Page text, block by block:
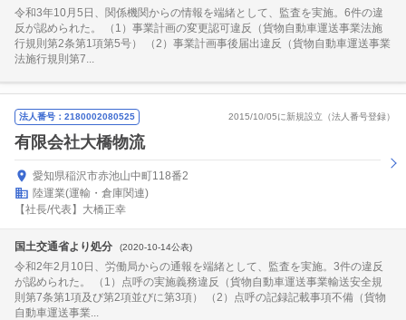
令和3年10月5日、関係機関からの情報を端緒として、監査を実施。6件の違
反が認められた。 （1）事業計画の変更認可違反（貨物自動車運送事業法施
行規則第2条第1項第5号） （2）事業計画事後届出違反（貨物自動車運送事業
法施行規則第7...
法人番号：2180002080525 2015/10/05に新規設立（法人番号登録）
有限会社大橋物流
愛知県稲沢市赤池山中町118番2
陸運業(運輸・倉庫関連)
【社長/代表】大橋正幸
国土交通省より処分 (2020-10-14公表)
令和2年2月10日、労働局からの通報を端緒として、監査を実施。3件の違反
が認められた。 （1）点呼の実施義務違反（貨物自動車運送事業輸送安全規
則第7条第1項及び第2項並びに第3項） （2）点呼の記録記載事項不備（貨物
自動車運送事業...